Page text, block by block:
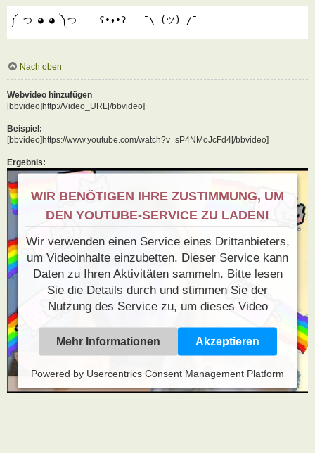
༼ つ ◕_◕ ༽つ    ʕ•ᴥ•ʔ   ¯\_(ツ)_/¯
Nach oben
Webvideo hinzufügen
[bbvideo]http://Video_URL[/bbvideo]
Beispiel:
[bbvideo]https://www.youtube.com/watch?v=sP4NMoJcFd4[/bbvideo]
Ergebnis:
WIR BENÖTIGEN IHRE ZUSTIMMUNG, UM
DEN YOUTUBE-SERVICE ZU LADEN!
Wir verwenden einen Service eines Drittanbieters,
um Videoinhalte einzubetten. Dieser Service kann
Daten zu Ihren Aktivitäten sammeln. Bitte lesen
Sie die Details durch und stimmen Sie der
Nutzung des Service zu, um dieses Video
Mehr Informationen Akzeptieren
Powered by Usercentrics Consent Management Platform